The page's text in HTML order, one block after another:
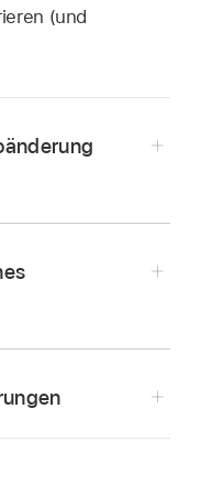
(und
entweder
du